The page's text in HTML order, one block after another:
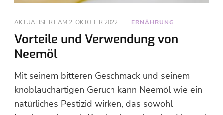
AKTUALISIERT AM 2. OKTOBER 2022 ERNÄHRUNG
Vorteile und Verwendung von
Neemöl
Mit seinem bitteren Geschmack und seinem
knoblauchartigen Geruch kann Neemöl wie ein
natürliches Pestizid wirken, das sowohl